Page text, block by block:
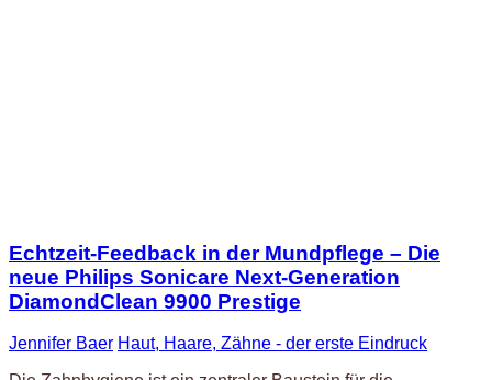
Echtzeit-Feedback in der Mundpflege – Die
neue Philips Sonicare Next-Generation
DiamondClean 9900 Prestige
Jennifer Baer Haut, Haare, Zähne - der erste Eindruck